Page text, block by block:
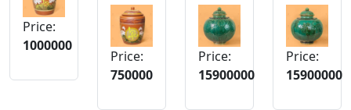
Price:
1000000
Price:
750000
Price:
15900000
Price:
15900000